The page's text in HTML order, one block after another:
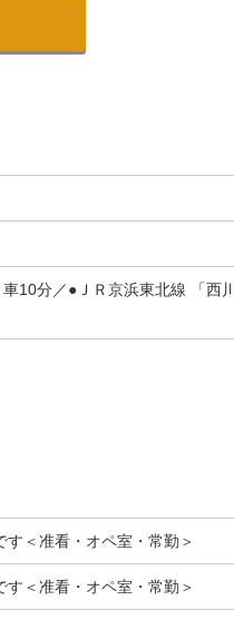
10分／●ＪＲ京浜東北線 「西
＜准看・オペ室・常勤＞
＜准看・オペ室・常勤＞